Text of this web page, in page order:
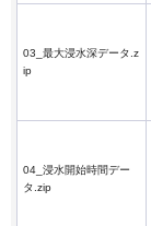
03_最大浸水深データ.z
ip
04_浸水開始時間デー
タ.zip